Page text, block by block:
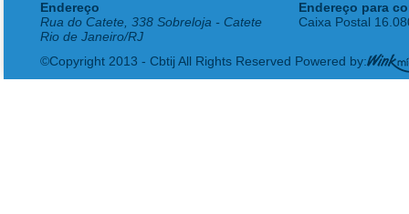
Endereço
Rua do Catete, 338 Sobreloja - Catete
Rio de Janeiro/RJ
Endereço para
Caixa Postal
©Copyright 2013 - Cbtij All Rights Reserved Powered by: